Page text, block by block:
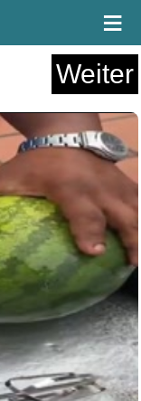
≡
Weiter